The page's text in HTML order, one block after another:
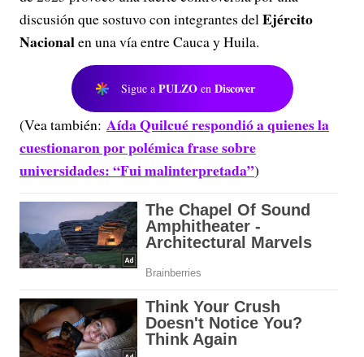
discusión que sostuvo con integrantes delEjército
Nacionalen una vía entre Cauca y Huila.
Sigue a PULZO en Discover
(Vea también: Aída Quilcué respondió a quienes la
cuestionaron por polémica frase sobre
universidades: “Fui malinterpretada”)